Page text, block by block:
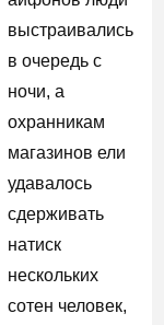
выстраивались
в очередь с
ночи, а
охранникам
магазинов ели
удавалось
сдерживать
натиск
нескольких
сотен человек,